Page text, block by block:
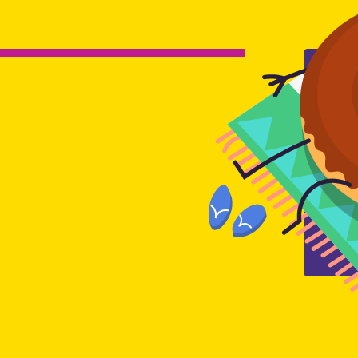
la sociedad. El agente me facilitó
toda la información necesaria. Todo
condiciones pactadas.“